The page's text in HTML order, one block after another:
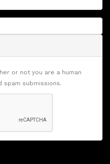
or not you are a human
submissions.